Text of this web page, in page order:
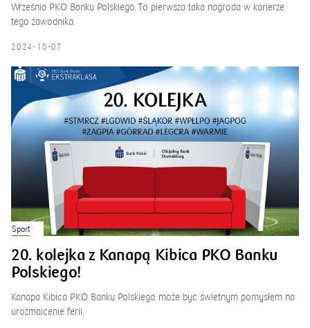
Września PKO Banku Polskiego. To pierwsza taka nagroda w karierze
tego zawodnika.
2024-10-07
Sport
20. kolejka z Kanapą Kibica PKO Banku
Polskiego!
Kanapa Kibica PKO Banku Polskiego może być świetnym pomysłem na
urozmaicenie ferii.